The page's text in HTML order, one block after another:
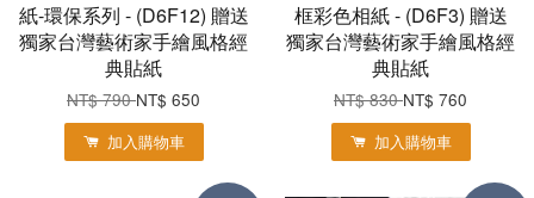
紙-環保系列 - (D6F12) 贈送
獨家台灣藝術家手繪風格經
典貼紙
NT$ 790NT$ 650
加入購物車
框彩色相紙 - (D6F3) 贈送
獨家台灣藝術家手繪風格經
典貼紙
NT$ 830NT$ 760
加入購物車